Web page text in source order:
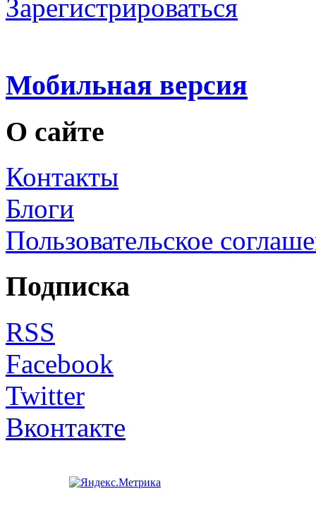
Зарегистрироваться
Мобильная версия
О сайте
Контакты
Блоги
Пользовательское
Подписка
RSS
Facebook
Twitter
Вконтакте